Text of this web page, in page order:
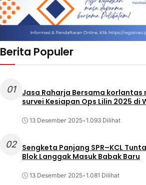
Berita Populer
01
Jasa Raharja Bersama korlantas
survei Kesiapan Ops Lilin 2025 di
13 Desember 2025•1.093 Dilihat
02
Sengketa Panjang SPR–KCL
Blok Langgak Masuk Babak Baru
13 Desember 2025•1.081 Dilihat